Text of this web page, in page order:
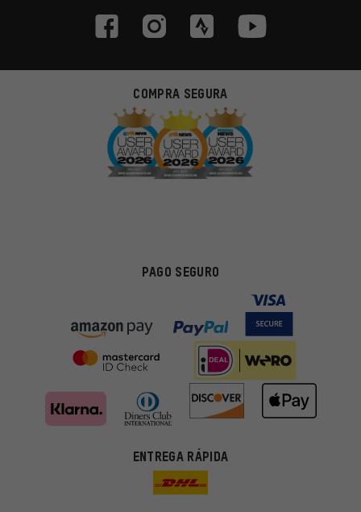
COMPRA SEGURA
PAGO SEGURO
ENTREGA RÁPIDA